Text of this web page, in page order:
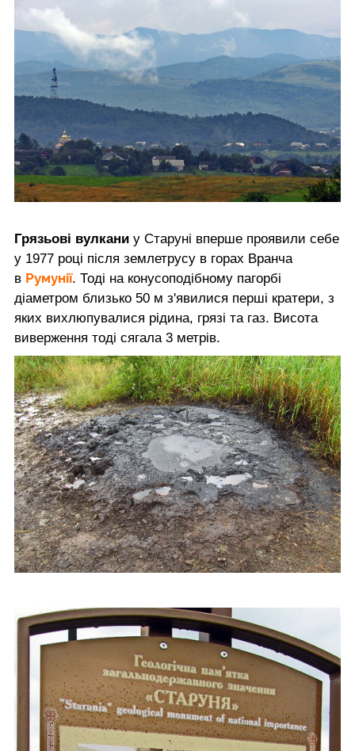
Грязьові вулкани у Старуні вперше проявили себе
у 1977 році після землетрусу в горах Вранча
в Румунії. Тоді на конусоподібному пагорбі
діаметром близько 50 м з'явилися перші кратери, з
яких вихлюпувалися рідина, грязі та газ. Висота
виверження тоді сягала 3 метрів.